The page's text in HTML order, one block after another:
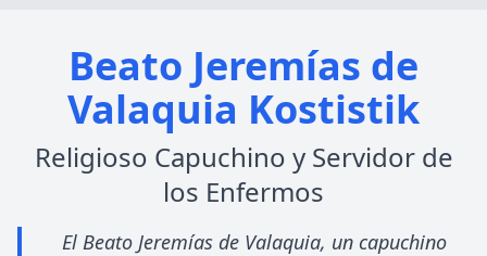
Beato Jeremías de
Valaquia Kostistik
Religioso Capuchino y Servidor de
los Enfermos
El Beato Jeremías de Valaquia, un capuchino